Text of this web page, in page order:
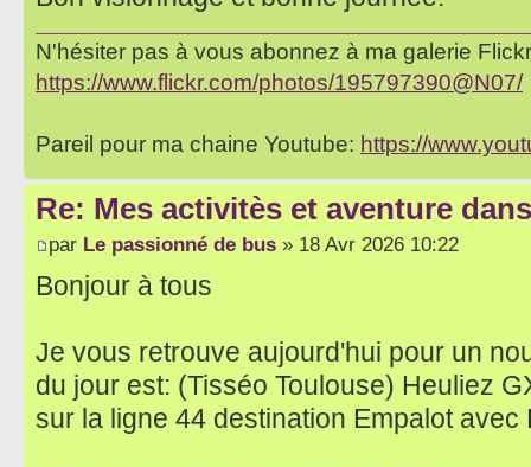
N'hésiter pas à vous abonnez à ma galerie
https://www.flickr.com/photos/195797390@N07/
Pareil pour ma chaine Youtube: https://
Re: Mes activitès et aventure
par Le passionné de bus » 18 Avr 2026 10:22
Bonjour à tous
Je vous retrouve aujourd'hui pour un
du jour est: (Tisséo Toulouse) Heuliez
sur la ligne 44 destination Empalot avec